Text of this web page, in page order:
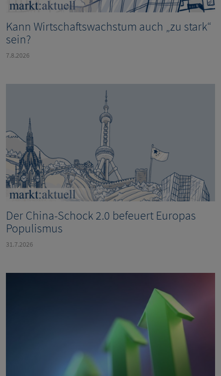
Kann Wirtschaftswachstum auch „zu stark“
sein?
7.8.2026
Der China-Schock 2.0 befeuert Europas
Populismus
31.7.2026